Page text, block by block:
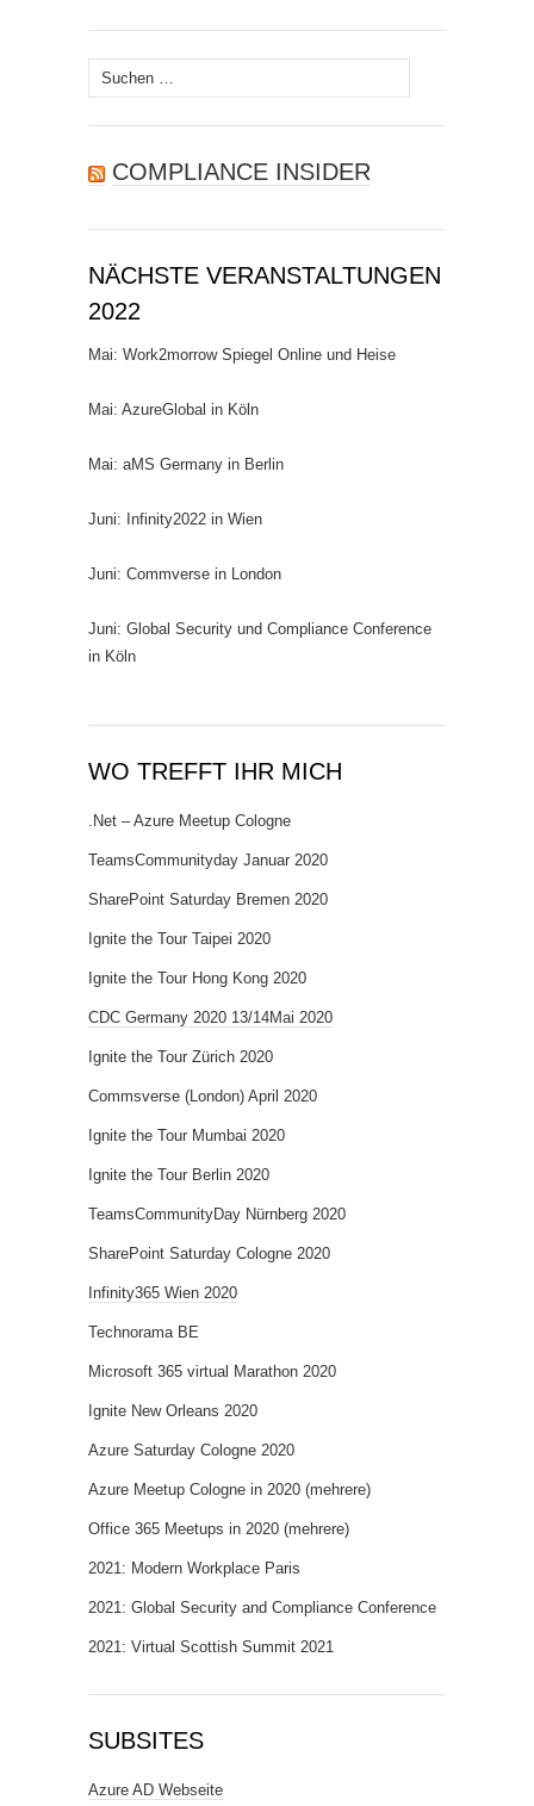
Suchen
nach:
COMPLIANCE INSIDER
NÄCHSTE VERANSTALTUNGEN
2022
Mai: Work2morrow Spiegel Online und Heise
Mai: AzureGlobal in Köln
Mai: aMS Germany in Berlin
Juni: Infinity2022 in Wien
Juni: Commverse in London
Juni: Global Security und Compliance Conference
in Köln
WO TREFFT IHR MICH
.Net – Azure Meetup Cologne
TeamsCommunityday Januar 2020
SharePoint Saturday Bremen 2020
Ignite the Tour Taipei 2020
Ignite the Tour Hong Kong 2020
CDC Germany 2020 13/14Mai 2020
Ignite the Tour Zürich 2020
Commsverse (London) April 2020
Ignite the Tour Mumbai 2020
Ignite the Tour Berlin 2020
TeamsCommunityDay Nürnberg 2020
SharePoint Saturday Cologne 2020
Infinity365 Wien 2020
Technorama BE
Microsoft 365 virtual Marathon 2020
Ignite New Orleans 2020
Azure Saturday Cologne 2020
Azure Meetup Cologne in 2020 (mehrere)
Office 365 Meetups in 2020 (mehrere)
2021: Modern Workplace Paris
2021: Global Security and Compliance Conference
2021: Virtual Scottish Summit 2021
SUBSITES
Azure AD Webseite